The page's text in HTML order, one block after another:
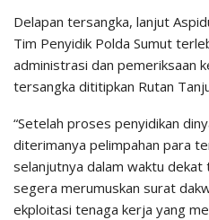
Delapan tersangka, lanjut
Tim Penyidik Polda Sumut
administrasi dan pemeriksaan
tersangka dititipkan Rutan
“Setelah proses penyidikan
diterimanya pelimpahan para
selanjutnya dalam waktu dekat
segera merumuskan surat
ekploitasi tenaga kerja yang